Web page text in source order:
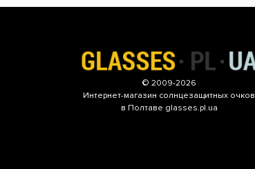
© 2009-2026
Интернет-магазин солнцезащитных очков
в Полтаве glasses.pl.ua